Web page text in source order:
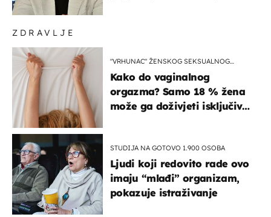
ZDRAVLJE
"VRHUNAC" ŽENSKOG SEKSUALNOG
Kako do vaginalnog
orgazma? Samo 18 % žena
može ga doživjeti isključivo
STUDIJA NA GOTOVO 1.900 OSOBA
Ljudi koji redovito rade ovo
imaju “mlađi” organizam,
pokazuje istraživanje